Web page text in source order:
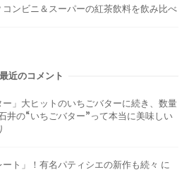
コンビニ＆スーパーの紅茶飲料を飲み比べ
最近のコメント
」大ヒットのいちごバターに続き、数量
井の“いちごバター”って本当に美味しい
ト」！有名パティシエの新作も続々 に